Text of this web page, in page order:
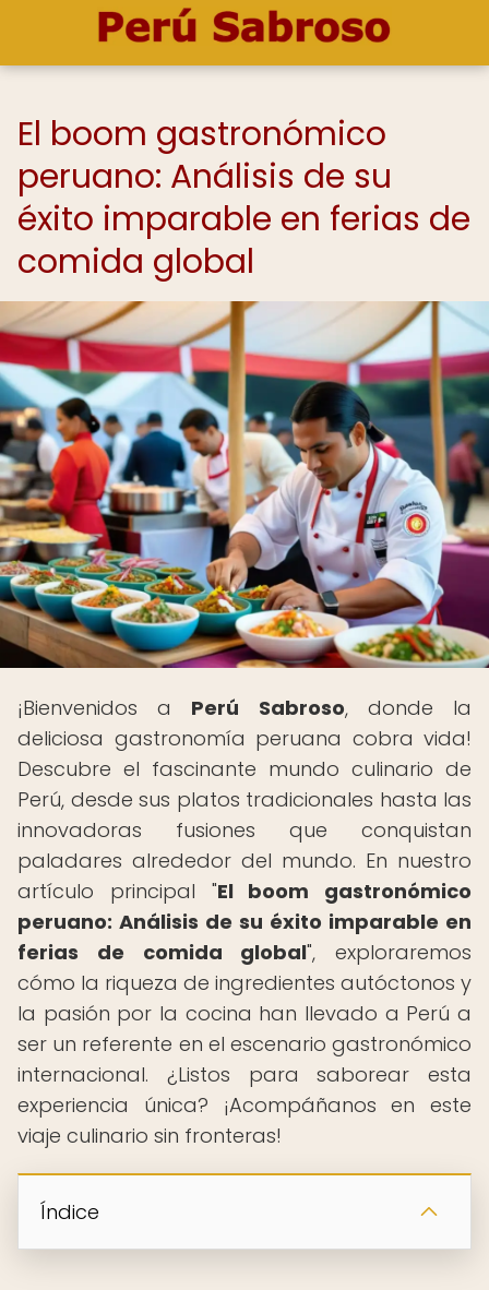
El boom gastronómico
peruano: Análisis de su
éxito imparable en ferias de
comida global
¡Bienvenidos a Perú Sabroso, donde la
deliciosa gastronomía peruana cobra vida!
Descubre el fascinante mundo culinario de
Perú, desde sus platos tradicionales hasta las
innovadoras fusiones que conquistan
paladares alrededor del mundo. En nuestro
artículo principal "El boom gastronómico
peruano: Análisis de su éxito imparable en
ferias de comida global", exploraremos
cómo la riqueza de ingredientes autóctonos y
la pasión por la cocina han llevado a Perú a
ser un referente en el escenario gastronómico
internacional. ¿Listos para saborear esta
experiencia única? ¡Acompáñanos en este
viaje culinario sin fronteras!
Índice